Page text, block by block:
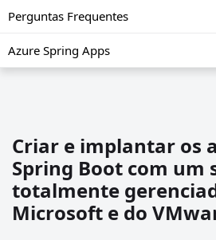
Perguntas Frequentes
Azure Spring Apps
Criar e implantar os
Spring Boot com um
totalmente
Microsoft e do